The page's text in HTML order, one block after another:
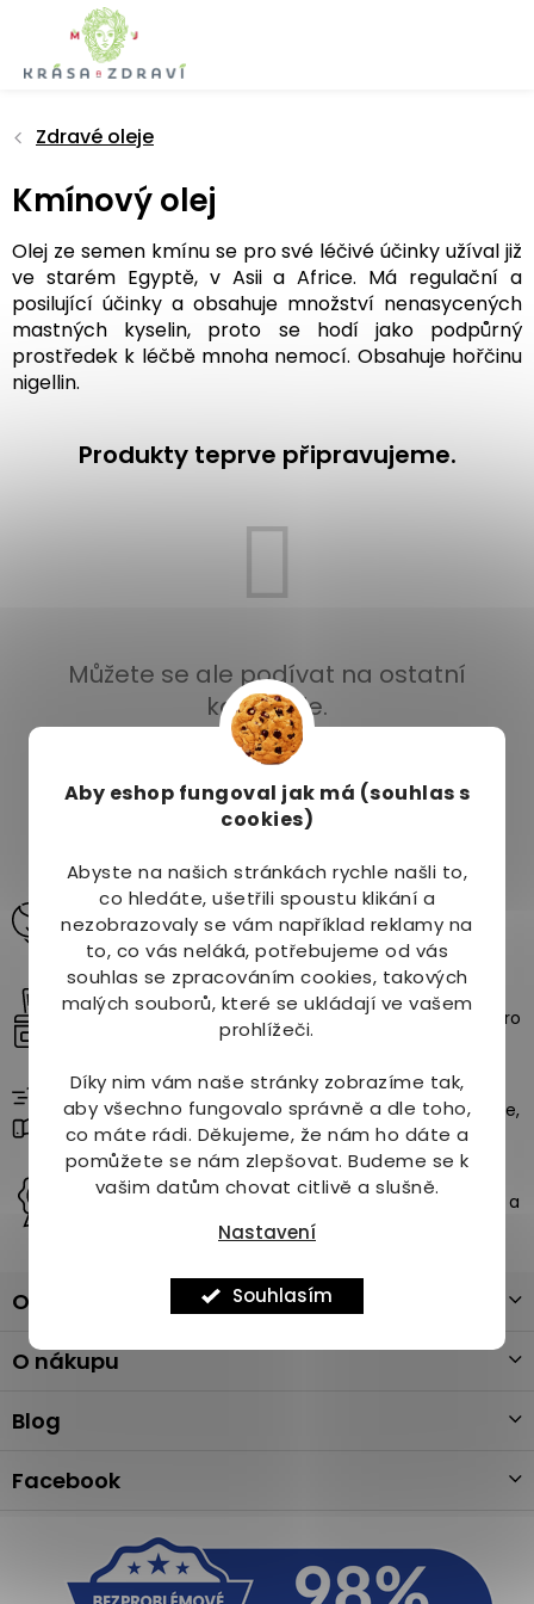
Aby eshop fungoval jak má (souhlas s
cookies)
Abyste na našich stránkách rychle našli to,
co hledáte, ušetřili spoustu klikání a
nezobrazovaly se vám například reklamy na
to, co vás neláká, potřebujeme od vás
souhlas se zpracováním cookies, takových
malých souborů, které se ukládají ve vašem
prohlížeči.
Díky nim vám naše stránky zobrazíme tak,
aby všechno fungovalo správně a dle toho,
co máte rádi. Děkujeme, že nám ho dáte a
pomůžete se nám zlepšovat. Budeme se k
vašim datům chovat citlivě a slušně.
Nastavení
Souhlasím
obsah
Zdravé oleje
Kmínový olej
Olej ze semen kmínu se pro své léčivé účinky užíval již
ve starém Egyptě, v Asii a Africe. Má regulační a
posilující účinky a obsahuje množství nenasycených
mastných kyselin, proto se hodí jako podpůrný
prostředek k léčbě mnoha nemocí. Obsahuje hořčinu
nigellin.
Produkty teprve připravujeme.
Můžete se ale podívat na ostatní
kategorie.
ZPĚT DO OBCHODU
Odborné poradenství pro vaši krásu a zdraví
pomůžeme vám vybrat produkty na míru vašim
potřebám.
Vybírejte z více než 10 000 produktů
Široký sortiment přírodních a kvalitních produktů pro
zdraví, krásu a pohodu.
Rychlé a spolehlivé doručení
Vaše objednávky doručíme až k vám domů – rychle,
bezpečně a bez starostí.
Rodinná firma s tradicí od roku 1997
Už více než 29 let přinášíme kvalitu, přírodní řešení a
osobní přístup našim zákazníkům.
á
a
O nás
O nákupu
Blog
Facebook